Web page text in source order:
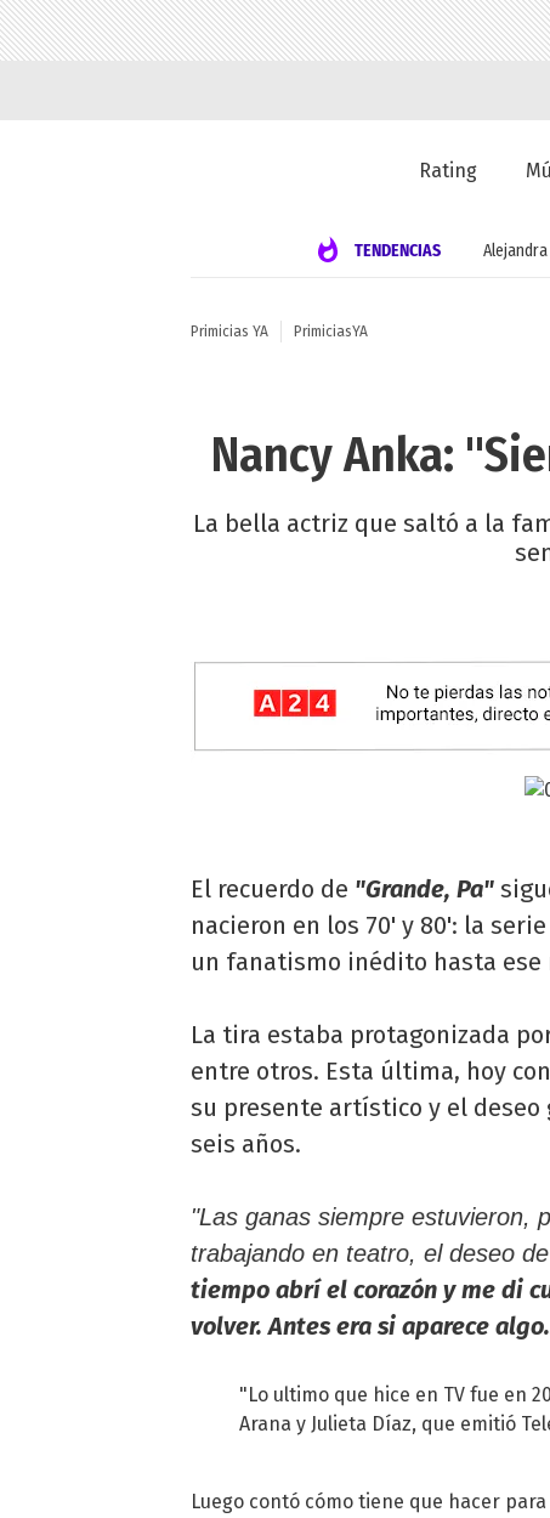
Rating
TENDENCIAS
Primicias YA PrimiciasYA
Nancy Anka:
La bella actriz que saltó a la
El recuerdo de "Grande, Pa"
nacieron en los 70' y 80': la
un fanatismo inédito hasta ese
La tira estaba protagonizada
entre otros. Esta última, hoy
su presente artístico y el
seis años.
"Las ganas siempre estuvieron,
trabajando en teatro, el deseo
tiempo abrí el corazón y me di
volver. Antes era si aparece
"Lo ultimo que hice en TV fue en
Arana y Julieta Díaz, que emitió
Luego contó cómo tiene que hacer